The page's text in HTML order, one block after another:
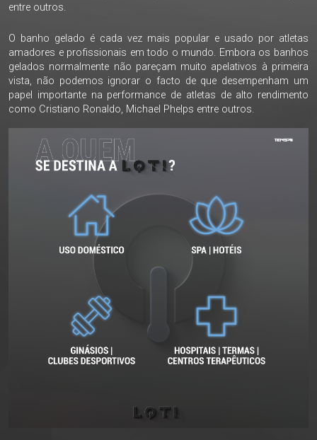
entre outros.
O banho gelado é cada vez mais popular e usado por atletas
amadores e profissionais em todo o mundo. Embora os banhos
gelados normalmente não pareçam muito apelativos à primeira
vista, não podemos ignorar o facto de que desempenham um
papel importante na performance de atletas de alto rendimento
como Cristiano Ronaldo, Michael Phelps entre outros.